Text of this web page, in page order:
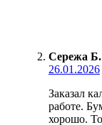
Сережа Б.
26.01.2026
Заказал
работе.
хорошо.